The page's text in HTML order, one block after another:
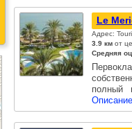
Le
Адрес:
3.9 кмот
Средняя
полный